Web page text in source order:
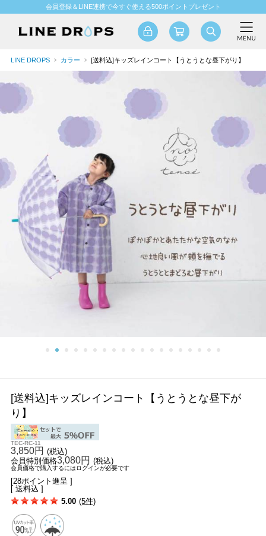
会員登録＆LINE連携で今すぐ使える500ポイントプレゼント
LINE DROPS カラー [送料込]キッズレインコート【うとうとな昼下がり】
[送料込]キッズレインコート【うとうとな昼下が
り】
TEC-RC-11
3,850円 (税込)
会員特別価格3,080円 (税込)
会員価格で購入するにはログインが必要です
[28ポイント進呈 ]
[ 送料込 ]
5.00 (5件)